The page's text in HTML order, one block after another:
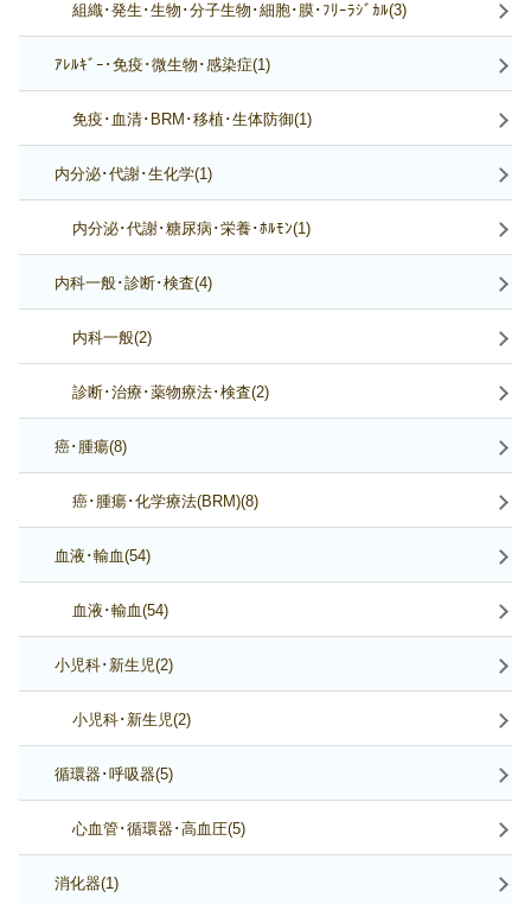
組織･発生･生物･分子生物･細胞･膜･ﾌﾘｰﾗｼﾞｶﾙ(3)
ｱﾚﾙｷﾞｰ･免疫･微生物･感染症(1)
免疫･血清･BRM･移植･生体防御(1)
内分泌･代謝･生化学(1)
内分泌･代謝･糖尿病･栄養･ﾎﾙﾓﾝ(1)
内科一般･診断･検査(4)
内科一般(2)
診断･治療･薬物療法･検査(2)
癌･腫瘍(8)
癌･腫瘍･化学療法(BRM)(8)
血液･輸血(54)
血液･輸血(54)
小児科･新生児(2)
小児科･新生児(2)
循環器･呼吸器(5)
心血管･循環器･高血圧(5)
消化器(1)